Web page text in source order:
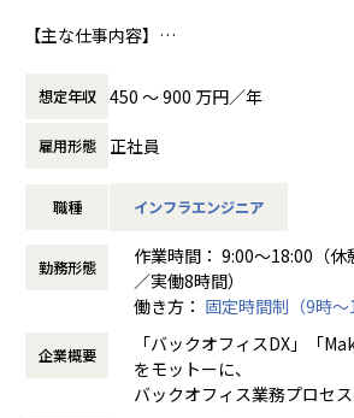
道が拓けるポジションです。
・マルチプロダクト／マルチクラウドの設
・DevSecOps／シフトレフトの実践 ：CI/
・セキュリティガバナンス構築の経験：全
・オブザーバビリティ基盤の設計力：監視
マンス／コスト最適化の実装
・技術リード・標準化・育成のマネジメン
オープングループ全体のプロダクトを横断
【主な仕事内容】
インフラエンジニアとして、
これから導入していきたいお客様や、クラ
に加速をしたいお客様に対して、
提案および調査分析、設計、構築、保守等
上流工程～下流工程すべての作業があり、
大手銀行向け 基盤更改
想定年収 450 〜 900 万円／年
雇用形態 正社員
職種 インフラエンジニア
勤務形態
作業時間： 9:00～18:00（休
／実働8時間）
働き方： 固定時間制（9時
時など）
時間外労働の有無： 有（月
休憩時間： 60分
企業概要
「バックオフィスDX」「
をモットーに、
バックオフィス業務プロセ